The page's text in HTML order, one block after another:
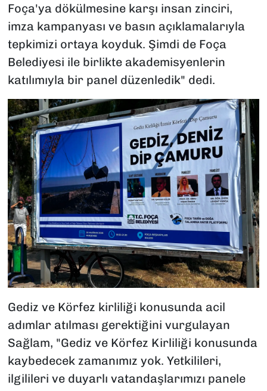
Foça'ya dökülmesine karşı insan zinciri,
imza kampanyası ve basın açıklamalarıyla
tepkimizi ortaya koyduk. Şimdi de Foça
Belediyesi ile birlikte akademisyenlerin
katılımıyla bir panel düzenledik" dedi.
Gediz ve Körfez kirliliği konusunda acil
adımlar atılması gerektiğini vurgulayan
Sağlam, "Gediz ve Körfez Kirliliği konusunda
kaybedecek zamanımız yok. Yetkilileri,
ilgilileri ve duyarlı vatandaşlarımızı panele